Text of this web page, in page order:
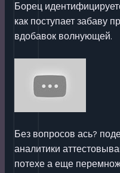
Борец
как поступает забаву
вдобавок волнующей.
Без вопросов ась?
аналитики
потехе а еще